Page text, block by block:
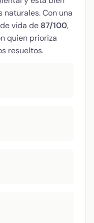
Con una
vida de 87/100,
quien prioriza
resueltos.